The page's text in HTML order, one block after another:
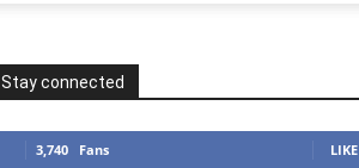
Stay connected
3,740 Fans LIKE